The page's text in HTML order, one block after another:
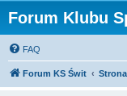
Forum Klubu
FAQ
Forum KS Świt